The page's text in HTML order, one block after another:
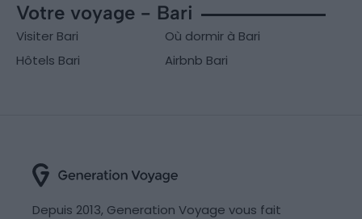
Votre voyage - Bari
Visiter Bari
Où dormir à Bari
Hôtels Bari
Airbnb Bari
Depuis 2013, Generation Voyage vous fait